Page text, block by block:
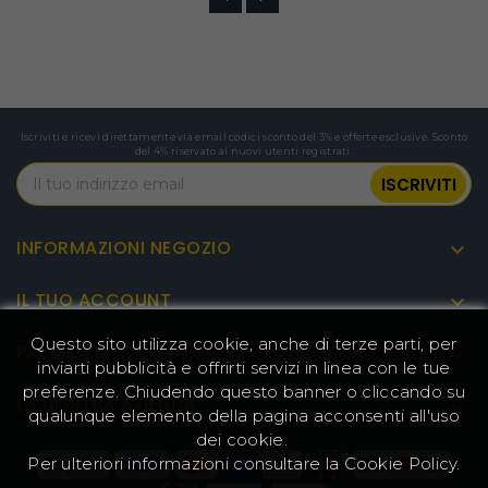
Generale
Marchio: WYBOT
Tipo: Robot aspirapolvere per
piscina
Modello: A1
Colore: Nero
IL TUO ACCOUNT 
PRODOTTI 
LA NOSTRA AZIENDA 
INFORMAZIONI NEGOZIO 
Iscriviti e ricevi direttamente via email codici sconto del 3% e offerte esclusive. Sconto
del 4% riservato ai nuovi utenti registrati.
Questo sito utilizza cookie, anche di terze parti, per
inviarti pubblicità e offrirti servizi in linea con le tue
preferenze. Chiudendo questo banner o cliccando su
qualunque elemento della pagina acconsenti all'uso
dei cookie.
Per ulteriori informazioni consultare la Cookie Policy.